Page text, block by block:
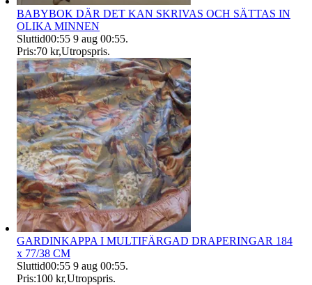
BABYBOK DÄR DET KAN SKRIVAS OCH SÄTTAS IN
OLIKA MINNEN
Sluttid00:55 9 aug 00:55.
Pris:70 kr,Utropspris.
GARDINKAPPA I MULTIFÄRGAD DRAPERINGAR 184
x 77/38 CM
Sluttid00:55 9 aug 00:55.
Pris:100 kr,Utropspris.